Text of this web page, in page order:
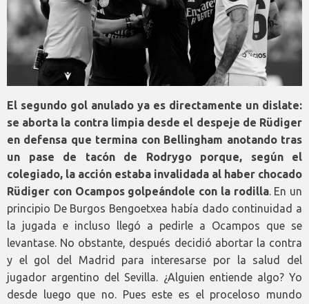
El segundo gol anulado ya es directamente un dislate:
se aborta la contra limpia desde el despeje de Rüdiger
en defensa que termina con Bellingham anotando tras
un pase de tacón de Rodrygo porque, según el
colegiado, la acción estaba invalidada al haber chocado
Rüdiger con Ocampos golpeándole con la rodilla. En un
principio De Burgos Bengoetxea había dado continuidad a
la jugada e incluso llegó a pedirle a Ocampos que se
levantase. No obstante, después decidió abortar la contra
y el gol del Madrid para interesarse por la salud del
jugador argentino del Sevilla. ¿Alguien entiende algo? Yo
desde luego que no. Pues este es el proceloso mundo